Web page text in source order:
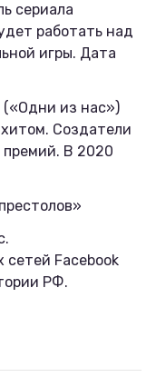
сериала
работать над
игры. Дата
(«Одни из нас»)
Создатели
премий. В 2020
Facebook
РФ.